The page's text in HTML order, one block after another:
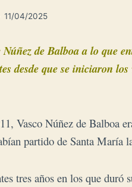
11/04/2025
Núñez de Balboa a lo que
desde que se iniciaron
Vasco Núñez de Balboa
partido de Santa María
tres años en los que